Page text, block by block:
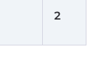
2